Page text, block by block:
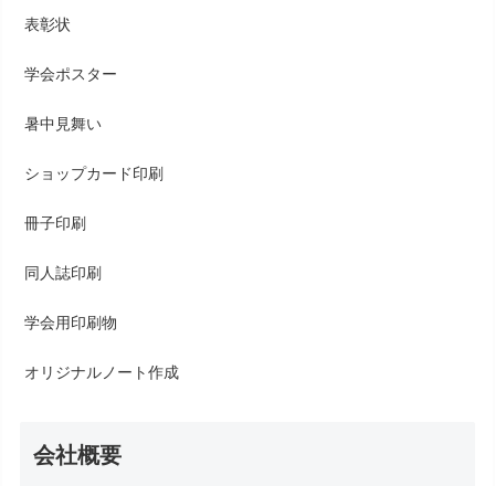
表彰状
学会ポスター
暑中見舞い
ショップカード印刷
冊子印刷
同人誌印刷
学会用印刷物
オリジナルノート作成
会社概要